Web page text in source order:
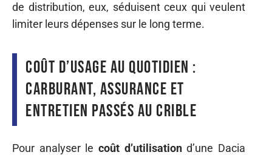
de distribution, eux, séduisent ceux qui veulent
limiter leurs dépenses sur le long terme.
Coût d’usage au quotidien :
carburant, assurance et
entretien passés au crible
Pour analyser le coût d’utilisationd’une Dacia